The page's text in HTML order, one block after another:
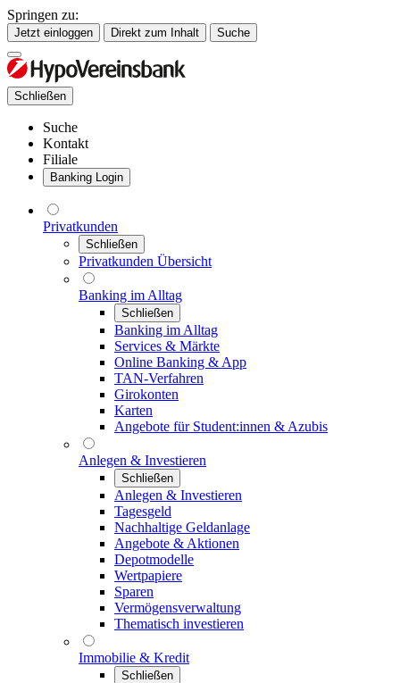
Springen zu:
Jetzt einloggen Direkt zum Inhalt Suche
Schließen
Suche
Kontakt
Filiale
Banking Login
Privatkunden
Schließen
Privatkunden Übersicht
Banking im Alltag
Schließen
Banking im Alltag
Services & Märkte
Online Banking & App
TAN-Verfahren
Girokonten
Karten
Angebote für Student:innen & Azubis
Anlegen & Investieren
Schließen
Anlegen & Investieren
Tagesgeld
Nachhaltige Geldanlage
Angebote & Aktionen
Depotmodelle
Wertpapiere
Sparen
Vermögensverwaltung
Thematisch investieren
Immobilie & Kredit
Schließen